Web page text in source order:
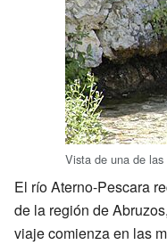
Vista de una de
El río Aterno-Pescara
de la región de
viaje comienza en las